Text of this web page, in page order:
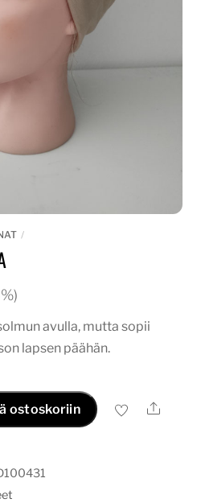
avulla, mutta sopii
lapsen päähän.
ostoskoriin Ale